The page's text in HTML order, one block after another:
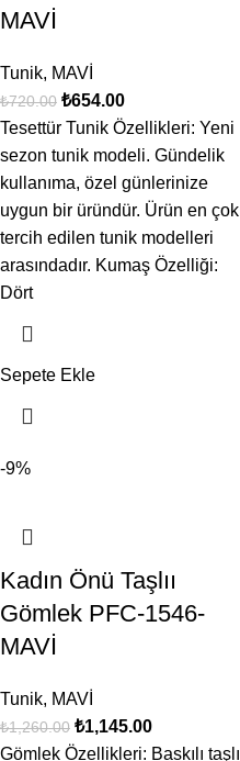
MAVİ
Tunik, MAVİ
₺720.00 ₺654.00
Tesettür Tunik Özellikleri: Yeni
sezon tunik modeli. Gündelik
kullanıma, özel günlerinize
uygun bir üründür. Ürün en çok
tercih edilen tunik modelleri
arasındadır. Kumaş Özelliği:
Dört
Sepete Ekle
-9%
Kadın Önü Taşlıı
Gömlek PFC-1546-
MAVİ
Tunik, MAVİ
₺1,260.00 ₺1,145.00
Gömlek Özellikleri: Baskılı taşlı